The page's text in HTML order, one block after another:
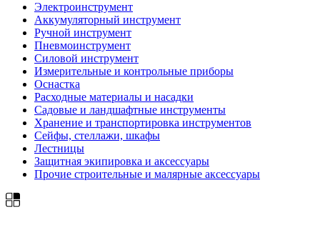
Электроинструмент
Аккумуляторный инструмент
Ручной инструмент
Пневмоинструмент
Силовой инструмент
Измерительные и контрольные приборы
Оснастка
Расходные материалы и насадки
Садовые и ландшафтные инструменты
Хранение и транспортировка инструментов
Сейфы, стеллажи, шкафы
Лестницы
Защитная экипировка и аксессуары
Прочие строительные и малярные аксессуары